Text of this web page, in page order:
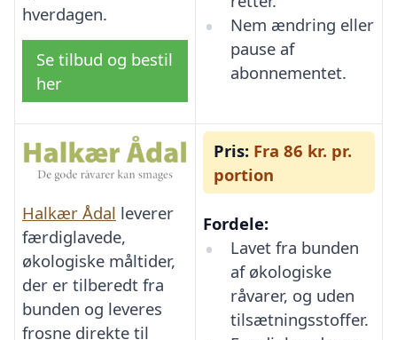
hverdagen.
Se tilbud og bestil
her
Nem ændring eller
pause af
abonnementet.
Halkær Ådal leverer
færdiglavede,
økologiske måltider,
der er tilberedt fra
bunden og leveres
frosne direkte til
Pris: Fra 86 kr. pr.
portion
Fordele:
Lavet fra bunden
af økologiske
råvarer, og uden
tilsætningsstoffer.